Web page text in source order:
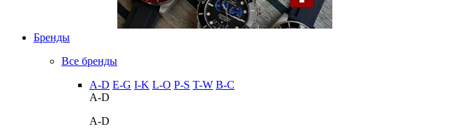
Бренды
Все бренды
A-D E-G I-K L-O P-S T-W В-С
A-D
A-D